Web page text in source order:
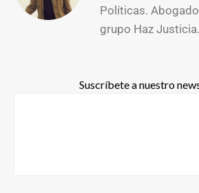
Políticas.
grupo Haz Justicia.
Suscríbete a nuestro